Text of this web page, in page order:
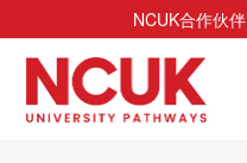
NCUK合作伙伴